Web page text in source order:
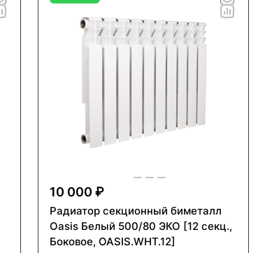
10 000 ₽
Радиатор секционный биметалл
Oasis Белый 500/80 ЭКО [12 секц.,
Боковое, OASIS.WHT.12]